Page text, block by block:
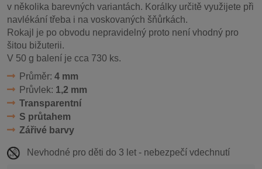
v několika barevných variantách. Korálky určitě využijete při
navlékání třeba i na voskovaných šňůrkách.
Rokajl je po obvodu nepravidelný proto není vhodný pro
šitou bižuterii.
V 50 g balení je cca 730 ks.
Průměr: 4 mm
Průvlek: 1,2 mm
Transparentní
S průtahem
Zářivé barvy
Nevhodné pro děti do 3 let - nebezpečí vdechnutí